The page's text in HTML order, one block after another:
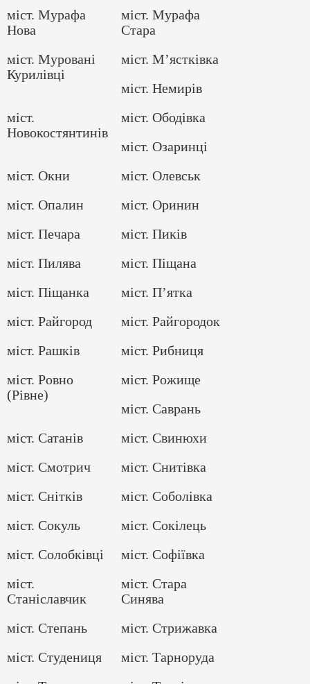
міст. Мурафа
Нова
міст. Мурафа
Стара
міст. Муровані
Курилівці
міст. М’ястківка
міст. Немирів
міст.
Новокостянтинів
міст. Ободівка
міст. Озаринці
міст. Окни
міст. Олевськ
міст. Опалин
міст. Оринин
міст. Печара
міст. Пиків
міст. Пилява
міст. Піщана
міст. Піщанка
міст. П’ятка
міст. Райгород
міст. Райгородок
міст. Рашків
міст. Рибниця
міст. Ровно
(Рівне)
міст. Рожище
міст. Саврань
міст. Сатанів
міст. Свинюхи
міст. Смотрич
міст. Снитівка
міст. Снітків
міст. Соболівка
міст. Сокуль
міст. Сокілець
міст. Солобківці
міст. Софіївка
міст.
Станіславчик
міст. Стара
Синява
міст. Степань
міст. Стрижавка
міст. Студениця
міст. Тарноруда